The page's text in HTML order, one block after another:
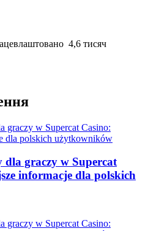
graczy w Supercat
informacje dla polskich